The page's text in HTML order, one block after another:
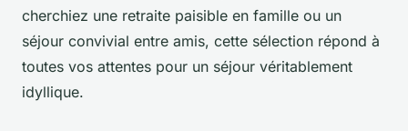
cherchiez une retraite paisible en famille ou un
séjour convivial entre amis, cette sélection répond à
toutes vos attentes pour un séjour véritablement
idyllique.